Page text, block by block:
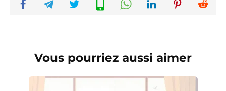
Vous pourriez aussi aimer